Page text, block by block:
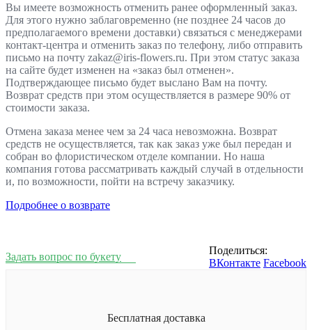
Вы имеете возможность отменить ранее оформленный заказ.
Для этого нужно заблаговременно (не позднее 24 часов до
предполагаемого времени доставки) связаться с менеджерами
контакт-центра и отменить заказ по телефону, либо отправить
письмо на почту zakaz@iris-flowers.ru. При этом статус заказа
на сайте будет изменен на «заказ был отменен».
Подтверждающее письмо будет выслано Вам на почту.
Возврат средств при этом осуществляется в размере 90% от
стоимости заказа.
Отмена заказа менее чем за 24 часа невозможна. Возврат
средств не осуществляется, так как заказ уже был передан и
собран во флористическом отделе компании. Но наша
компания готова рассматривать каждый случай в отдельности
и, по возможности, пойти на встречу заказчику.
Подробнее о возврате
Задать вопрос по букету
Поделиться:
ВКонтакте Facebook
Бесплатная доставка